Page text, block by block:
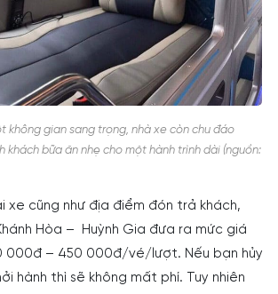
không gian sang trọng, nhà xe còn chu đáo
khách bữa ăn nhẹ cho một hành trình dài (nguồn:
xe cũng như địa điểm đón trả khách,
Hòa – Huỳnh Gia đưa ra mức giá
000đ – 450 000đ/vé/lượt. Nếu bạn hủy
hành thì sẽ không mất phí. Tuy nhiên